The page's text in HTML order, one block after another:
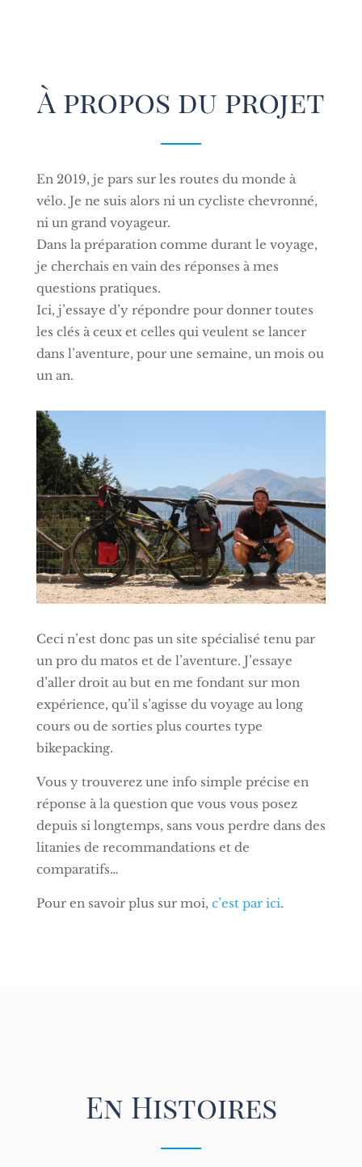
À propos du projet
En 2019, je pars sur les routes du monde à
vélo. Je ne suis alors ni un cycliste chevronné,
ni un grand voyageur.
Dans la préparation comme durant le voyage,
je cherchais en vain des réponses à mes
questions pratiques.
Ici, j’essaye d’y répondre pour donner toutes
les clés à ceux et celles qui veulent se lancer
dans l’aventure, pour une semaine, un mois ou
un an.
Ceci n’est donc pas un site spécialisé tenu par
un pro du matos et de l’aventure. J’essaye
d’aller droit au but en me fondant sur mon
expérience, qu’il s’agisse du voyage au long
cours ou de sorties plus courtes type
bikepacking.
Vous y trouverez une info simple précise en
réponse à la question que vous vous posez
depuis si longtemps, sans vous perdre dans des
litanies de recommandations et de
comparatifs…
Pour en savoir plus sur moi, c’est par ici.
En Histoires